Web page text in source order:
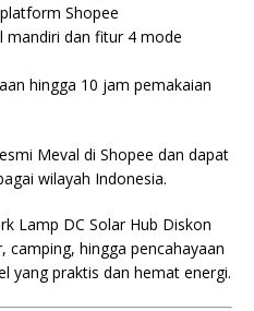
Shopee
mandiri dan fitur 4 mode
hingga 10 jam pemakaian
Meval di Shopee dan dapat
wilayah Indonesia.
Lamp DC Solar Hub Diskon
hingga pencahayaan
yang praktis dan hemat energi.